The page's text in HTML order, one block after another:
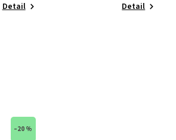
Detail Detail
–20 %